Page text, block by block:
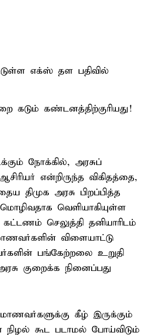
எக்ஸ் தள பதிவில்
கடும் கண்டனத்திற்குரியது!
நோக்கில், அரசுப்
என்றிருந்த விகிதத்தை,
திமுக அரசு பிறப்பித்த
வெளியாகியுள்ள
செலுத்தி தனியாரிடம்
விளையாட்டு
பங்கேற்றலை உறுதி
குறைக்க நினைப்பது
கீழ் இருக்கும்
நிழல் கூட படாமல் போய்விடும்